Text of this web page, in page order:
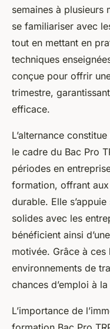
semaines à plusieurs
se familiariser avec
tout en mettant en
techniques
conçue pour offrir
trimestre,
efficace.
L’alternance
le cadre du Bac Pro
périodes en
formation, offrant
durable. Elle
solides avec les
bénéficient ainsi
motivée. Grâce à
environnements de
chances d’emploi à
L’importance de